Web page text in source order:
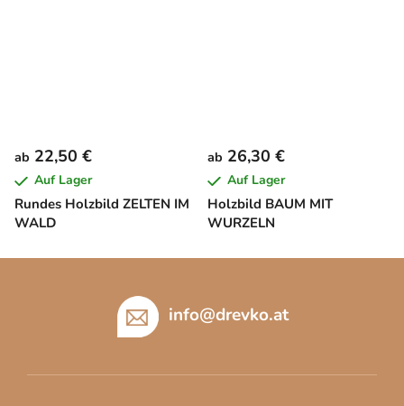
Rundes Holzbild ZELTEN IM
WALD
ab 22,50 €
Auf Lager
Holzbild BAUM MIT
WURZELN
ab 26,30 €
Auf Lager
info@drevko.at